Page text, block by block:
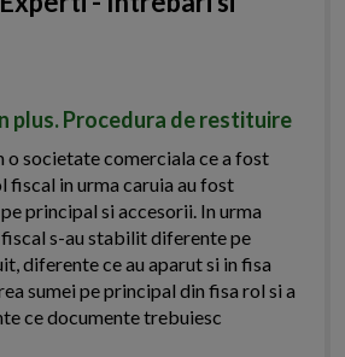
plus. Procedura de restituire
o societate comerciala ce a fost
fiscal in urma caruia au fost
principal si accesorii. In urma
s-au stabilit diferente pe
diferente ce au aparut si in fisa
sumei pe principal din fisa rol si a
ce documente trebuiesc